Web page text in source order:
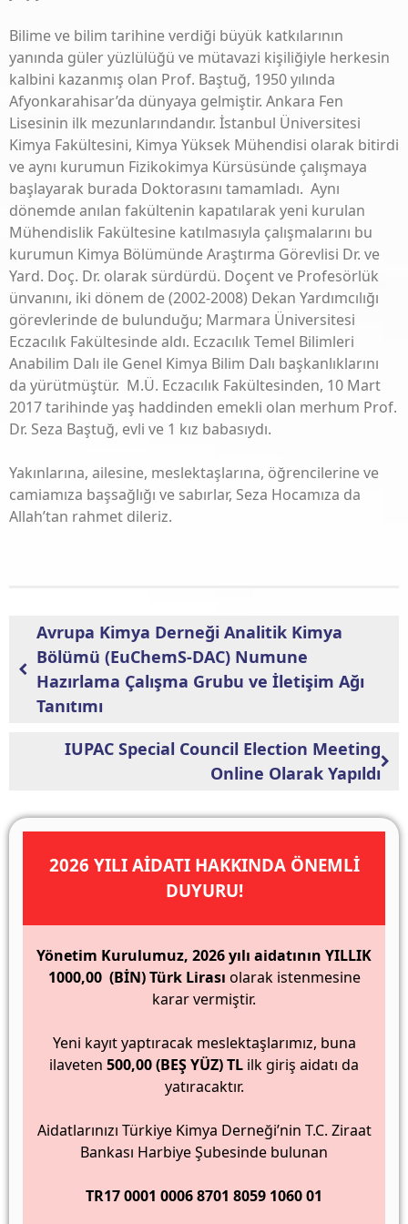
Duyurular /Haberler
KAMU KİMYAGERLERİNİN ÖZLÜK HAKLARININ
GERİ KAZANILMASI HAKKINDA KURULAN:
“ÖZLÜK HAKLARI KOMİSYONU” ve
ÇALIŞMALARI
January 13, 2025
19. ASYA KİMYA KONGRESİ (ACC2023)
DERNEĞİMİZİN ORGANİZASYONU İLE İTÜ
MASLAK KAMPÜSÜ, S. DEMİREL KONGRE
MERKEZİNDE DÜZENLENDİ
September 5, 2023
Duyurular Haberler
IUPAC 52. GENEL KURUL TOPLANTISI VE 49.
IUPAC DÜNYA KİMYA KONGRESİ
HOLLANDA’NIN LAHEY KENTİNDE YAPILDI
September 4, 2023
Duyurular/Haberler
DERNEĞİMİZİN OLAĞAN GENEL KURUL
TOPLANTISI GERÇEKLEŞTİ
July 20, 2023
Duyurular /Haberler
2023 Olağan Genel Kurul
April 18, 2023
Bilime ve bilim tarihine verdiği büyük katkılarının
yanında güler yüzlülüğü ve mütavazi kişiliğiyle herkesin
kalbini kazanmış olan Prof. Baştuğ, 1950 yılında
Afyonkarahisar’da dünyaya gelmiştir. Ankara Fen
Lisesinin ilk mezunlarındandır. İstanbul Üniversitesi
Kimya Fakültesini, Kimya Yüksek Mühendisi olarak bitirdi
ve aynı kurumun Fizikokimya Kürsüsünde çalışmaya
başlayarak burada Doktorasını tamamladı. Aynı
dönemde anılan fakültenin kapatılarak yeni kurulan
Mühendislik Fakültesine katılmasıyla çalışmalarını bu
kurumun Kimya Bölümünde Araştırma Görevlisi Dr. ve
Yard. Doç. Dr. olarak sürdürdü. Doçent ve Profesörlük
ünvanını, iki dönem de (2002-2008) Dekan Yardımcılığı
görevlerinde de bulunduğu; Marmara Üniversitesi
Eczacılık Fakültesinde aldı. Eczacılık Temel Bilimleri
Anabilim Dalı ile Genel Kimya Bilim Dalı başkanlıklarını
da yürütmüştür. M.Ü. Eczacılık Fakültesinden, 10 Mart
2017 tarihinde yaş haddinden emekli olan merhum Prof.
Dr. Seza Baştuğ, evli ve 1 kız babasıydı.
Yakınlarına, ailesine, meslektaşlarına, öğrencilerine ve
camiamıza başsağlığı ve sabırlar, Seza Hocamıza da
Allah’tan rahmet dileriz.
Avrupa Kimya Derneği Analitik Kimya
Bölümü (EuChemS-DAC) Numune
Hazırlama Çalışma Grubu ve İletişim Ağı
Tanıtımı
IUPAC Special Council Election Meeting
Online Olarak Yapıldı
2026 YILI AİDATI HAKKINDA ÖNEMLİ
DUYURU!
Yönetim Kurulumuz, 2026 yılı aidatının YILLIK
1000,00 (BİN) Türk Lirası olarak istenmesine
karar vermiştir.
Yeni kayıt yaptıracak meslektaşlarımız, buna
ilaveten 500,00 (BEŞ YÜZ) TL ilk giriş aidatı da
yatıracaktır.
Aidatlarınızı Türkiye Kimya Derneği’nin T.C. Ziraat
Bankası Harbiye Şubesinde bulunan
TR17 0001 0006 8701 8059 1060 01